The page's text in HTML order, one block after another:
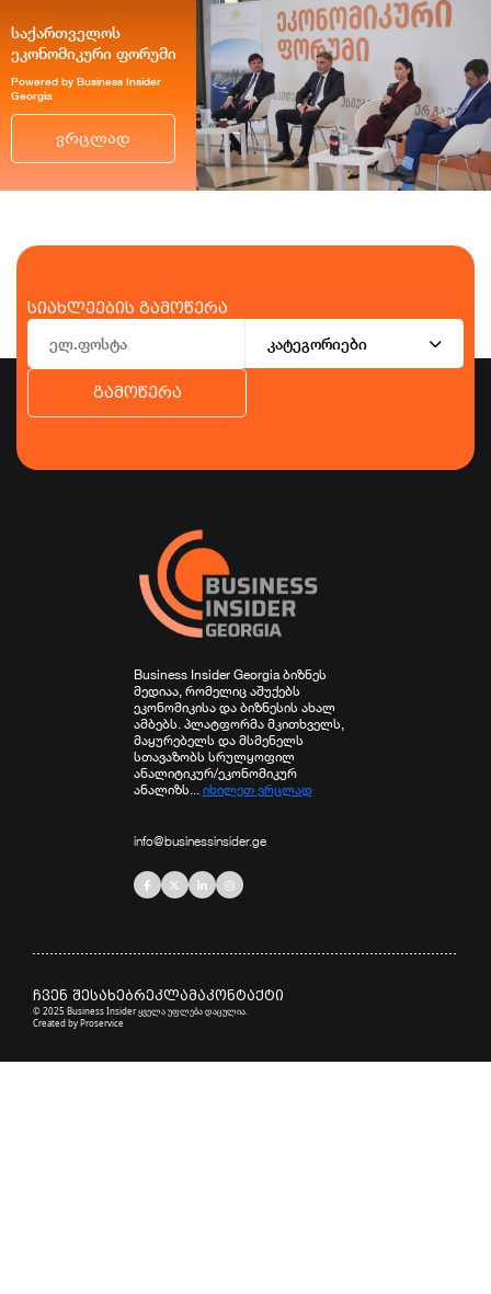
საქართველოს
ეკონომიკური ფორუმი
Powered by Business Insider
Georgia
ვრცლად
სიახლეების გამოწერა
კატეგორიები
გამოწერა
Business Insider Georgia ბიზნეს
მედიაა, რომელიც აშუქებს
ეკონომიკისა და ბიზნესის ახალ
ამბებს. პლატფორმა მკითხველს,
მაყურებელს და მსმენელს
სთავაზობს სრულყოფილ
ანალიტიკურ/ეკონომიკურ
ანალიზს... იხილეთ ვრცლად
info@businessinsider.ge
ჩვენ შესახებრეკლამაკონტაქტი
© 2025 Business Insider ყველა უფლება დაცულია.
Created byProservice